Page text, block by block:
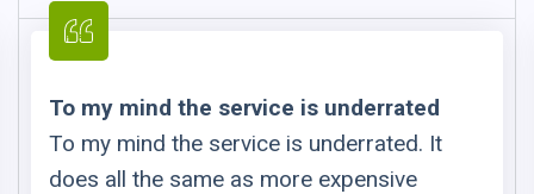
To my mind the service is underrated
To my mind the service is underrated. It
does all the same as more expensive